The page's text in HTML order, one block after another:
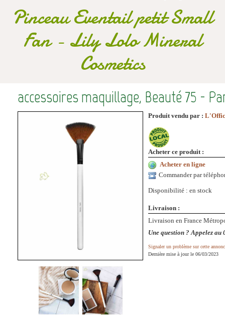
Pinceau Eventail petit Small
Fan- Lily Lolo Mineral
Cosmetics
accessoires maquillage, Beauté 75 -
Produit vendu par :
Acheter ce produit :
Acheter en ligne
Commander par
Disponibilité : en stock
Livraison :
Livraison en France
Une question ? Appelez au
Signaler un problème sur cette
Dernière mise à jour le 06/03/2023